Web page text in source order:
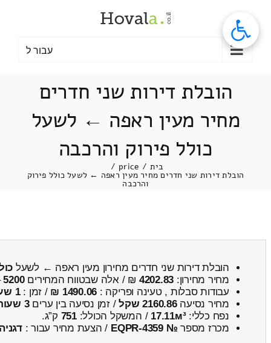
עבור ל
הובלת דירות שני חדרים
מחיר מעין ראפה ← לשעל
כולל פירוק והרכבה
בית /
price
/
הובלת דירות שני חדרים מחיר מעין ראפה ← לשעל כולל פירוק
והרכבה
הובלת דירות שני חדרים מחירון מעין ראפה ← לשעל
מחיר מחירון: 4202.83 ₪ / אלה שבטווח המחירים5200
עבודות סבלות , טעינה ופריקה : 1490.06 ₪ / זמן :1 שעות 10 דקות
מחיר נסיעה2160.86 שקל / זמן נסיעה בין ערים3 שעות , 4 דקות
נפח כללי:17.11м³ / המשקל הכולל:751 ק”ג.
מכרז מספר № EQPR-4359 / הצעת מחיר עבור :